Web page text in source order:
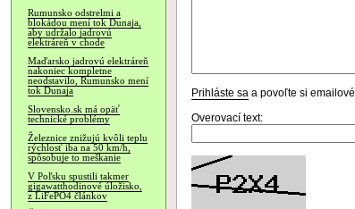
Rumunsko odstrelmi a
blokádou mení tok Dunaja,
aby udržalo jadrovú
elektráreň v chode
Maďarsko jadrovú elektráreň
nakoniec kompletne
neodstavilo, Rumunsko mení
tok Dunaja
Slovensko.sk má opäť
technické problémy
Železnice znižujú kvôli teplu
rýchlosť iba na 50 km/h,
spôsobuje to meškanie
V Poľsku spustili takmer
gigawatthodinové úložisko,
z LiFePO4 článkov
Prihláste sa a povoľte si
Overovací text: